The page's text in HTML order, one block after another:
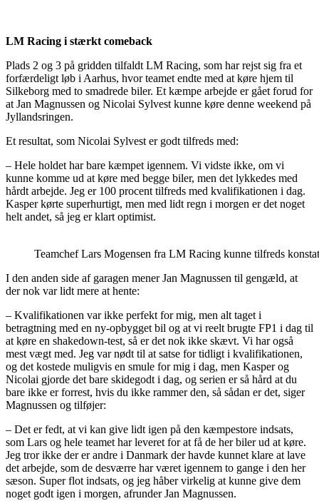
LM Racing i stærkt comeback
Plads 2 og 3 på gridden tilfaldt LM Racing, som har rejst sig fra et
forfærdeligt løb i Aarhus, hvor teamet endte med at køre hjem til
Silkeborg med to smadrede biler. Et kæmpe arbejde er gået forud for
at Jan Magnussen og Nicolai Sylvest kunne køre denne weekend på
Jyllandsringen.
Et resultat, som Nicolai Sylvest er godt tilfreds med:
– Hele holdet har bare kæmpet igennem. Vi vidste ikke, om vi
kunne komme ud at køre med begge biler, men det lykkedes med
hårdt arbejde. Jeg er 100 procent tilfreds med kvalifikationen i dag.
Kasper kørte superhurtigt, men med lidt regn i morgen er det noget
helt andet, så jeg er klart optimist.
Teamchef Lars Mogensen fra LM Racing kunne tilfreds
I den anden side af garagen mener Jan Magnussen til gengæld, at
der nok var lidt mere at hente:
– Kvalifikationen var ikke perfekt for mig, men alt taget i
betragtning med en ny-opbygget bil og at vi reelt brugte FP1 i dag til
at køre en shakedown-test, så er det nok ikke skævt. Vi har også
mest vægt med. Jeg var nødt til at satse for tidligt i kvalifikationen,
og det kostede muligvis en smule for mig i dag, men Kasper og
Nicolai gjorde det bare skidegodt i dag, og serien er så hård at du
bare ikke er forrest, hvis du ikke rammer den, så sådan er det, siger
Magnussen og tilføjer:
– Det er fedt, at vi kan give lidt igen på den kæmpestore indsats,
som Lars og hele teamet har leveret for at få de her biler ud at køre.
Jeg tror ikke der er andre i Danmark der havde kunnet klare at lave
det arbejde, som de desværre har været igennem to gange i den her
sæson. Super flot indsats, og jeg håber virkelig at kunne give dem
noget godt igen i morgen, afrunder Jan Magnussen.